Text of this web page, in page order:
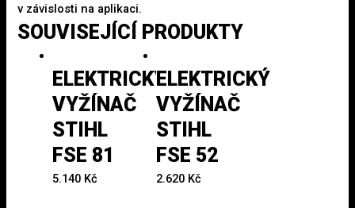
v závislosti na aplikaci.
SOUVISEJÍCÍ PRODUKTY
ELEKTRICKÝ
VYŽÍNAČ
STIHL
FSE 81
5.140 Kč
ELEKTRICKÝ
VYŽÍNAČ
STIHL
FSE 52
2.620 Kč